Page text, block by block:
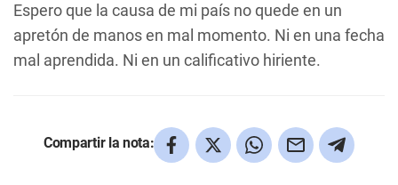
Espero que la causa de mi país no quede en un
apretón de manos en mal momento. Ni en una fecha
mal aprendida. Ni en un calificativo hiriente.
Compartir la nota: